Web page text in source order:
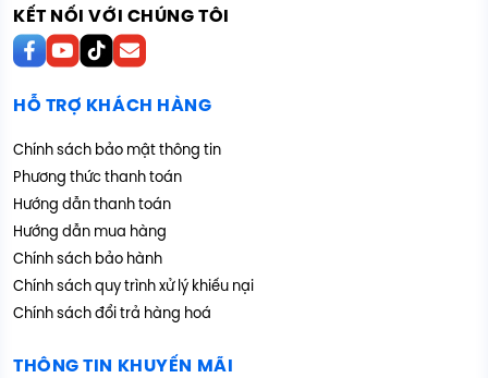
KẾT NỐI VỚI CHÚNG TÔI
HỖ TRỢ KHÁCH HÀNG
Chính sách bảo mật thông tin
Phương thức thanh toán
Hướng dẫn thanh toán
Hướng dẫn mua hàng
Chính sách bảo hành
Chính sách quy trình xử lý khiếu nại
Chính sách đổi trả hàng hoá
THÔNG TIN KHUYẾN MÃI